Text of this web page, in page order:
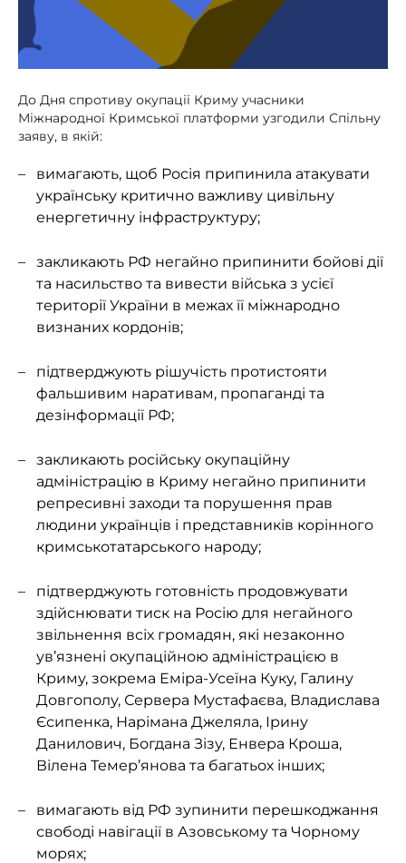
До Дня спротиву окупації Криму учасники
Міжнародної Кримської платформи узгодили Спільну
заяву, в якій:
вимагають, щоб Росія припинила атакувати
українську критично важливу цивільну
енергетичну інфраструктуру;
закликають РФ негайно припинити бойові дії
та насильство та вивести війська з усієї
території України в межах її міжнародно
визнаних кордонів;
підтверджують рішучість протистояти
фальшивим наративам, пропаганді та
дезінформації РФ;
закликають російську окупаційну
адміністрацію в Криму негайно припинити
репресивні заходи та порушення прав
людини українців і представників корінного
кримськотатарського народу;
підтверджують готовність продовжувати
здійснювати тиск на Росію для негайного
звільнення всіх громадян, які незаконно
ув’язнені окупаційною адміністрацією в
Криму, зокрема Еміра-Усеїна Куку, Галину
Довгополу, Сервера Мустафаєва, Владислава
Єсипенка, Нарімана Джеляла, Ірину
Данилович, Богдана Зізу, Енвера Кроша,
Вілена Темер’янова та багатьох інших;
вимагають від РФ зупинити перешкоджання
свободі навігації в Азовському та Чорному
морях;